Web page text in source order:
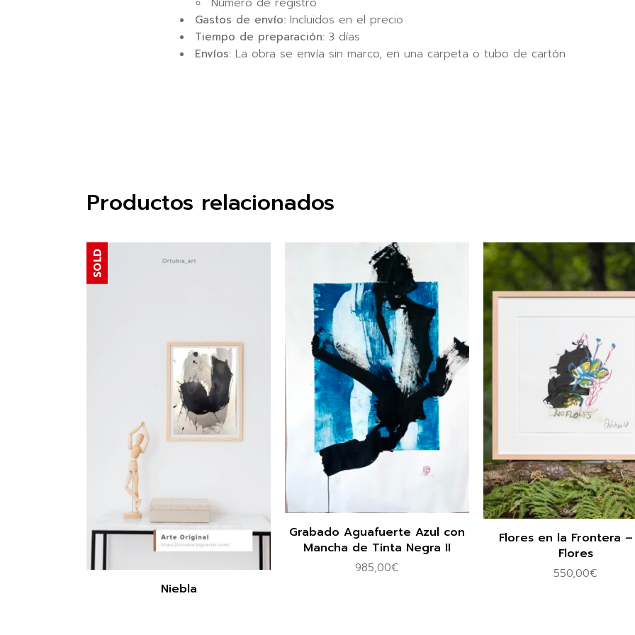
Gastos de envío: Incluidos en el precio
Tiempo de preparación: 3 días
Envíos: La obra se envía sin marco, en una carpeta o tubo de cartón
Productos relacionados
SOLD
Niebla
Grabado Aguafuerte Azul con
Mancha de Tinta Negra II
985,00€
Flores en la Frontera
Flores
550,00€